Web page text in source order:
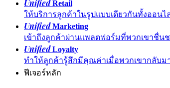
UnifiedRetail
ให้บริการลูกค้าในรูปแบบเดียวกันทั้งออน
UnifiedMarketing
เข้าถึงลูกค้าผ่านแพลตฟอร์มที่พวกเขาชื่น
UnifiedLoyalty
ทำให้ลูกค้ารู้สึกมีคุณค่าเมื่อพวกเขากลับม
ฟีเจอร์หลัก